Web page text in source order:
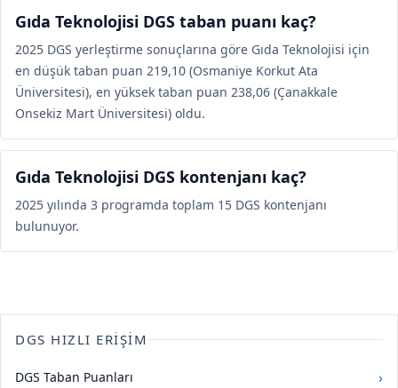
Gıda Teknolojisi DGS taban puanı kaç?
2025 DGS yerleştirme sonuçlarına göre Gıda Teknolojisi için
en düşük taban puan 219,10 (Osmaniye Korkut Ata
Üniversitesi), en yüksek taban puan 238,06 (Çanakkale
Onsekiz Mart Üniversitesi) oldu.
Gıda Teknolojisi DGS kontenjanı kaç?
2025 yılında 3 programda toplam 15 DGS kontenjanı
bulunuyor.
DGS HIZLI ERIŞIM
DGS Taban Puanları ›